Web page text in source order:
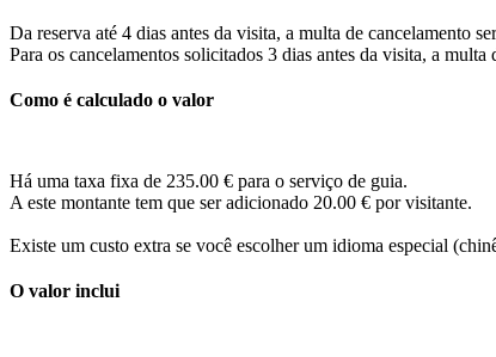
Da reserva até 4 dias antes da visita, a multa de cancelamento
Para os cancelamentos solicitados 3 dias antes da visita, a
Como é calculado o valor
Há uma taxa fixa de 235.00 € para o serviço de guia.
A este montante tem que ser adicionado 20.00 € por visitante.
Existe um custo extra se você escolher um idioma especial
O valor inclui